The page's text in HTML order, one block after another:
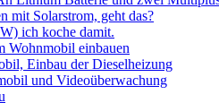
mit Solarstrom, geht das?
ich koche damit.
Wohnmobil einbauen
Einbau der Dieselheizung
und Videoüberwachung